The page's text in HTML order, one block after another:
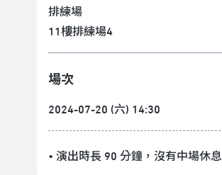
排練場
11樓排練場4
場次
2024-07-20 (六) 14:30
• 演出時長 90 分鐘 ，沒有中場休息